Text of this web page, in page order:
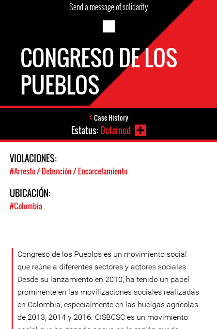
Send a message of solidarity
CONGRESO DE LOS
PUEBLOS
Case History
Estatus:Detained
VIOLACIONES:
#Arresto / Detención / Encarcelamiento
UBICACIÓN:
#Colombia
Congreso de los Pueblos es un movimiento social
que reúne a diferentes sectores y actores sociales.
Desde su lanzamiento en 2010, ha tenido un papel
prominente en las movilizaciones sociales realizadas
en Colombia, especialmente en las huelgas agrícolas
de 2013, 2014 y 2016. CISBCSC es un movimiento